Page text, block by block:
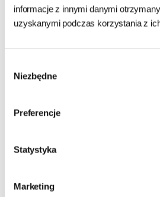
informacje z innymi danymi
uzyskanymi podczas korzystania z
zgody
Niezbędne
Preferencje
Statystyka
Marketing
Fosfolipidy, których źródłem jest
wbudowują się w błonę
skutkami uszkodzenia
L-Arginina to egzogenny aminokwas
w szeregu procesów
wątrobie. Jej zasadnicza funkcja jest
gromadzeniem i wydalaniem azotu
wspomnianym cyklu